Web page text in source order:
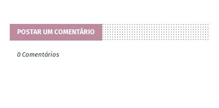
POSTAR UM COMENTÁRIO
0 Comentários